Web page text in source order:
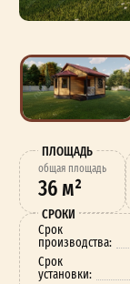
ПЛОЩАДЬ
oбщая площадь
36 м²
СРОКИ
Срок
производства:
Срок
установки: